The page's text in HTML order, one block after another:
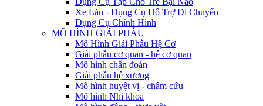
Xe Lăn - Dụng Cụ Hỗ Trợ Di Chuyển
Dụng Cụ Chỉnh Hình
MÔ HÌNH GIẢI PHẪU
Mô Hình Giải Phẫu Hệ Cơ
Giải phẫu cơ quan - hệ cơ quan
Mô hình chẩn đoán
Giải phẫu hệ xương
Mô hình huyệt vị - châm cứu
Mô hình Nhi khoa